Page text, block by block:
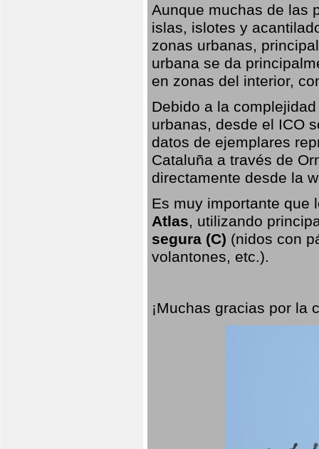
Aunque muchas de las
islas, islotes y
zonas urbanas,
urbana se da
en zonas del interior,
Debido a la
urbanas, desde el ICO
datos de ejemplares
Cataluña a través de
directamente desde la
Es muy importante que
Atlas, utilizando
segura (C) (nidos con
volantones, etc.).
¡Muchas gracias por la